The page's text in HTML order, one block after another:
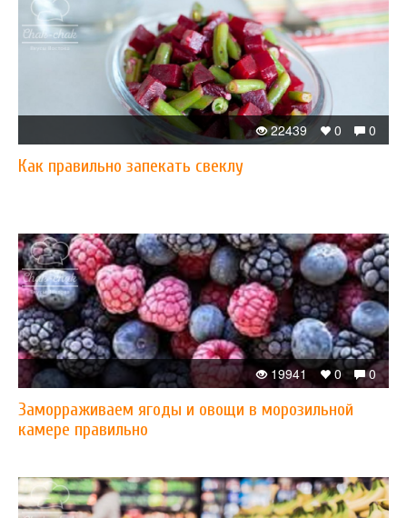
0
0
22439
Как правильно запекать свеклу
0
0
19941
Заморраживаем ягоды и овощи в морозильной
камере правильно